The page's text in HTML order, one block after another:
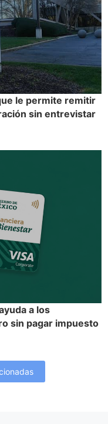
le permite remitir
sin entrevistar
a los
sin pagar impuesto